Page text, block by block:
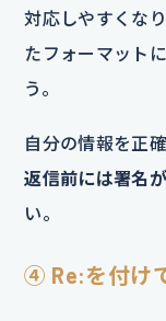
対応しやすくな
たフォーマット
う。
自分の情報を正
返信前には署名
い。
④ Re:を付け